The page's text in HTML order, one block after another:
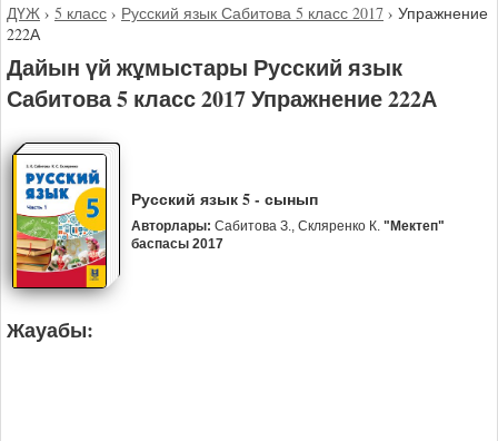
ДҮЖ › 5 класс › Русский язык Сабитова 5 класс 2017 › Упражнение
222А
Дайын үй жұмыстары Русский язык
Сабитова 5 класс 2017 Упражнение 222А
Русский язык 5 - сынып
Авторлары: Сабитова З., Скляренко К. "Мектеп"
баспасы 2017
Жауабы: